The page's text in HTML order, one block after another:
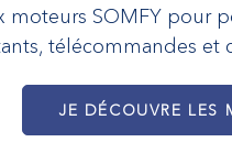
moteurs SOMFY pour
télécommandes et
JE DÉCOUVRE LES